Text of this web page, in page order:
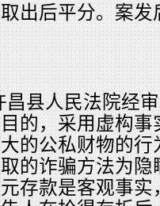
出后平分。案
昌县人民法院经
的，采用虚构
的公私财物的
的诈骗方法为
存款是客观事